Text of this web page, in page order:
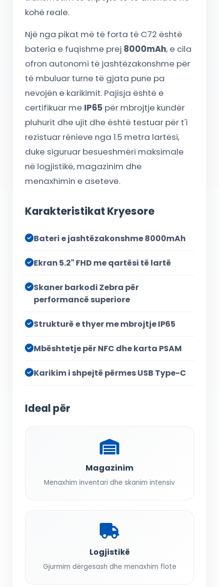
kohë reale.
Një nga pikat më të forta të C72 është
bateria e fuqishme prej 8000mAh, e cila
ofron autonomi të jashtëzakonshme për
të mbuluar turne të gjata pune pa
nevojën e karikimit. Pajisja është e
certifikuar me IP65 për mbrojtje kundër
pluhurit dhe ujit dhe është testuar për t'i
rezistuar rënieve nga 1.5 metra lartësi,
duke siguruar besueshmëri maksimale
në logjistikë, magazinim dhe
menaxhimin e aseteve.
Karakteristikat Kryesore
Bateri e jashtëzakonshme 8000mAh
Ekran 5.2" FHD me qartësi të lartë
Skaner barkodi Zebra për
performancë superiore
Strukturë e thyer me mbrojtje IP65
Mbështetje për NFC dhe karta PSAM
Karikim i shpejtë përmes USB Type-C
Ideal për
Magazinim
Menaxhim inventari dhe skanim intensiv
Logjistikë
Gjurmim dërgesash dhe menaxhim flote